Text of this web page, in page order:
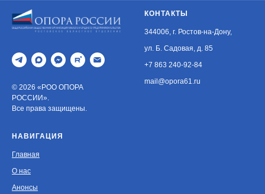
© 2026 «РОО ОПОРА
РОССИИ».
Все права защищены.
КОНТАКТЫ
344006, г. Ростов-на-Дону,
ул. Б. Садовая, д. 85
+7 863 240-92-84
mail@opora61.ru
НАВИГАЦИЯ
Главная
О нас
Анонсы